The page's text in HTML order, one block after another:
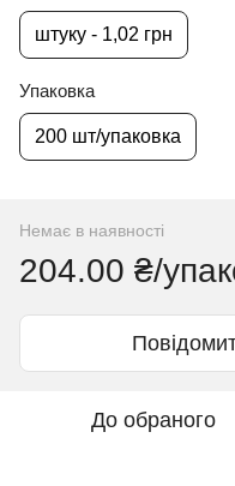
штуку - 1,02 грн
Упаковка
200 шт/упаковка
Немає в наявності
204.00 ₴/
До обраного